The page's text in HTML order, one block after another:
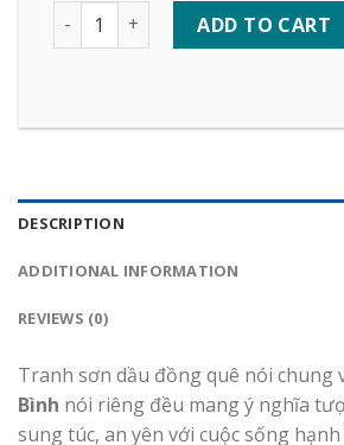
Quantity ADD TO CART
DESCRIPTION
ADDITIONAL INFORMATION
REVIEWS (0)
Tranh sơn dầu đồng quê nói chung
Bình nói riêng đều mang ý nghĩa
sung túc, an yên với cuộc sống